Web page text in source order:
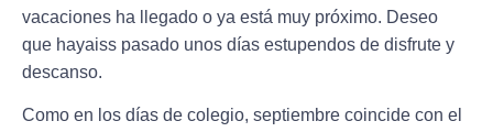
vacaciones ha llegado o ya está muy próximo. Deseo
que hayaiss pasado unos días estupendos de disfrute y
descanso.
Como en los días de colegio, septiembre coincide con el